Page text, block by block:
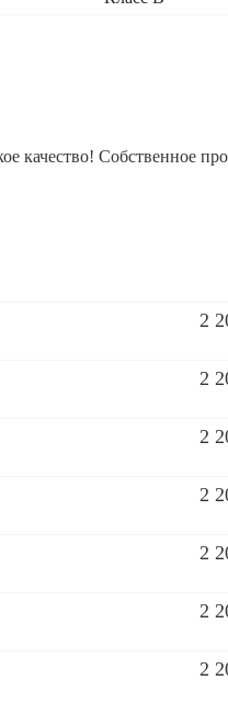
Собственное
2
2
2
2
2
2
2